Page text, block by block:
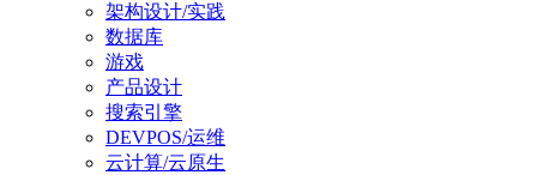
架构设计/实践
数据库
游戏
产品设计
搜索引擎
DEVPOS/运维
云计算/云原生